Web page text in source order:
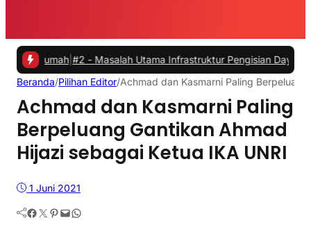
#2 - Masalah Utama Infrastruktur Pengisian Daya untuk Mobil
Beranda/Pilihan Editor/Achmad dan Kasmarni Paling
Achmad dan Kasmarni Paling
Berpeluang Gantikan Ahmad
Hijazi sebagai Ketua IKA UNRI
1 Juni 2021
Facebook Twitter Pinterest Mail WhatsApp